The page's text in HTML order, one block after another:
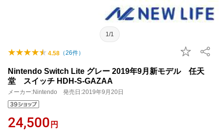
1/1
4.58 （26件）
Nintendo Switch Lite グレー 2019年9月新モデル 任天
堂 スイッチ HDH-S-GAZAA
メーカー:Nintendo 発売日:2019年9月20日
24,500 円